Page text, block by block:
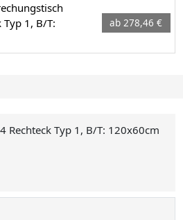
Typ 1, B/T:
ab 278,46 €
Rechteck Typ 1, B/T: 120x60cm